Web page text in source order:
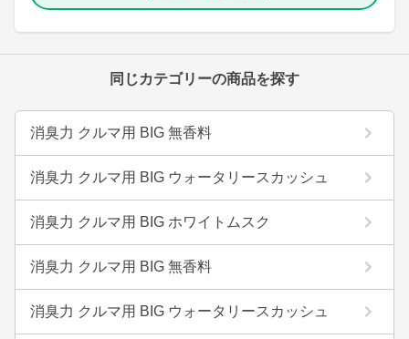
同じカテゴリーの商品を探す
消臭力 クルマ用 BIG 無香料
消臭力 クルマ用 BIG ウォータリースカッシュ
消臭力 クルマ用 BIG ホワイトムスク
消臭力 クルマ用 BIG 無香料
消臭力 クルマ用 BIG ウォータリースカッシュ